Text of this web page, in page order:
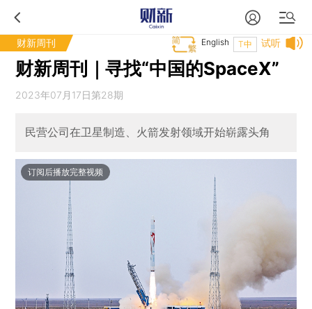
财新周刊 试听
T中
English
财新周刊｜寻找“中国的SpaceX”
2023年07月17日第28期
民营公司在卫星制造、火箭发射领域开始崭露头角
订阅后播放完整视频